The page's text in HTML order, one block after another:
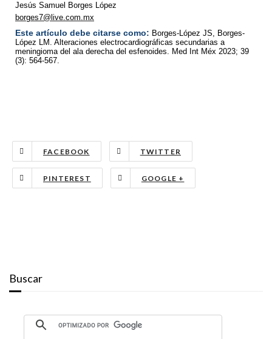
Jesús Samuel Borges López
borges7@live.com.mx
Este artículo debe citarse como: Borges-López JS, Borges-
López LM. Alteraciones electrocardiográficas secundarias a
meningioma del ala derecha del esfenoides. Med Int Méx 2023; 39
(3): 564-567.
FACEBOOK TWITTER
PINTEREST GOOGLE +
Buscar